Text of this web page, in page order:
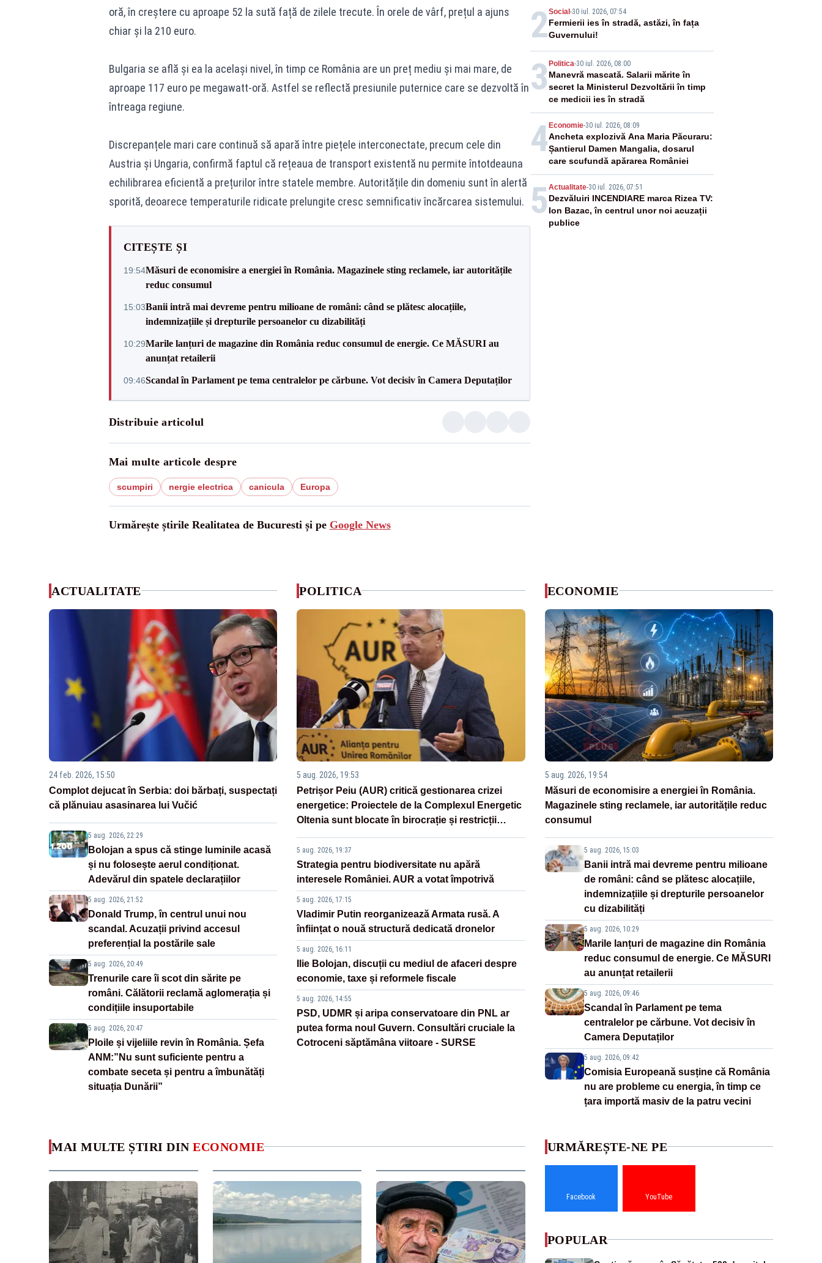
oră, în creștere cu aproape 52 la sută față de zilele trecute. În orele de vârf, prețul a ajuns
chiar și la 210 euro.
Bulgaria se află și ea la același nivel, în timp ce România are un preț mediu și mai mare, de
aproape 117 euro pe megawatt-oră. Astfel se reflectă presiunile puternice care se dezvoltă în
întreaga regiune.
Discrepanțele mari care continuă să apară între piețele interconectate, precum cele din
Austria și Ungaria, confirmă faptul că rețeaua de transport existentă nu permite întotdeauna
echilibrarea eficientă a prețurilor între statele membre. Autoritățile din domeniu sunt în alertă
sporită, deoarece temperaturile ridicate prelungite cresc semnificativ încărcarea sistemului.
CITEȘTE ȘI
19:54Măsuri de economisire a energiei în România. Magazinele sting reclamele, iar autoritățile
reduc consumul
15:03Banii intră mai devreme pentru milioane de români: când se plătesc alocațiile,
indemnizațiile și drepturile persoanelor cu dizabilități
10:29Marile lanțuri de magazine din România reduc consumul de energie. Ce MĂSURI au
anunțat retailerii
09:46Scandal în Parlament pe tema centralelor pe cărbune. Vot decisiv în Camera Deputaților
Distribuie articolul
Mai multe articole despre
scumpiri nergie electrica canicula Europa
Urmărește știrile Realitatea de Bucuresti și pe Google News
2Social-30 iul. 2026, 07:54
Fermierii ies în stradă, astăzi, în fața
Guvernului!
3 Politica-30 iul. 2026, 08:00
Manevră mascată. Salarii mărite în
secret la Ministerul Dezvoltării în timp
ce medicii ies în stradă
4Economie-30 iul. 2026, 08:09
Ancheta explozivă Ana Maria Păcuraru:
Șantierul Damen Mangalia, dosarul
care scufundă apărarea României
5 Actualitate-30 iul. 2026, 07:51
Dezvăluiri INCENDIARE marca Rizea TV:
Ion Bazac, în centrul unor noi acuzații
publice
ACTUALITATE
24 feb. 2026, 15:50
Complot dejucat în Serbia: doi bărbați, suspectați
că plănuiau asasinarea lui Vučić
5 aug. 2026, 22:29
Bolojan a spus că stinge luminile acasă
și nu folosește aerul condiționat.
Adevărul din spatele declarațiilor
5 aug. 2026, 21:52
Donald Trump, în centrul unui nou
scandal. Acuzații privind accesul
preferențial la postările sale
5 aug. 2026, 20:49
Trenurile care îi scot din sărite pe
români. Călătorii reclamă aglomerația și
condițiile insuportabile
5 aug. 2026, 20:47
Ploile și vijeliile revin în România. Șefa
ANM:”Nu sunt suficiente pentru a
combate seceta și pentru a îmbunătăți
situația Dunării”
POLITICA
5 aug. 2026, 19:53
Petrișor Peiu (AUR) critică gestionarea crizei
energetice: Proiectele de la Complexul Energetic
Oltenia sunt blocate în birocrație și restricții
5 aug. 2026, 19:37
Strategia pentru biodiversitate nu apără
interesele României. AUR a votat împotrivă
5 aug. 2026, 17:15
Vladimir Putin reorganizează Armata rusă. A
înființat o nouă structură dedicată dronelor
5 aug. 2026, 16:11
Ilie Bolojan, discuții cu mediul de afaceri despre
economie, taxe și reformele fiscale
5 aug. 2026, 14:55
PSD, UDMR și aripa conservatoare din PNL ar
putea forma noul Guvern. Consultări cruciale la
Cotroceni săptămâna viitoare - SURSE
ECONOMIE
5 aug. 2026, 19:54
Măsuri de economisire a energiei în România.
Magazinele sting reclamele, iar autoritățile reduc
consumul
5 aug. 2026, 15:03
Banii intră mai devreme pentru milioane
de români: când se plătesc alocațiile,
indemnizațiile și drepturile persoanelor
cu dizabilități
5 aug. 2026, 10:29
Marile lanțuri de magazine din România
reduc consumul de energie. Ce MĂSURI
au anunțat retailerii
5 aug. 2026, 09:46
Scandal în Parlament pe tema
centralelor pe cărbune. Vot decisiv în
Camera Deputaților
5 aug. 2026, 09:42
Comisia Europeană susține că România
nu are probleme cu energia, în timp ce
țara importă masiv de la patru vecini
MAI MULTE ȘTIRI DIN ECONOMIE URMĂREȘTE-NE PE
Facebook YouTube
POPULAR